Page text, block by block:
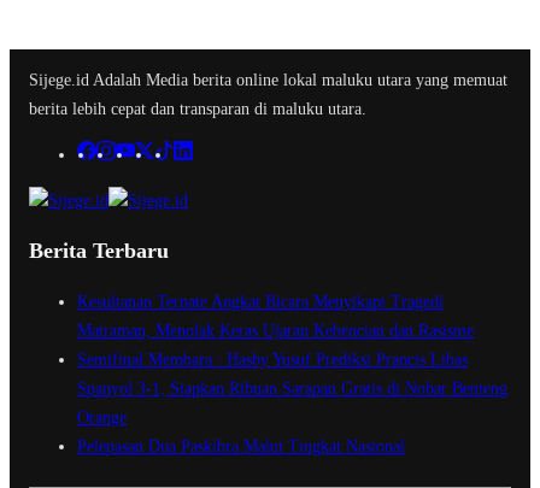
Sijege.id Adalah Media berita online lokal maluku utara yang memuat
berita lebih cepat dan transparan di maluku utara.
Berita Terbaru
Kesultanan Ternate Angkat Bicara Menyikapi Tragedi
Matraman, Menolak Keras Ujaran Kebencian dan Rasisme
Semifinal Membara : Hasby Yusuf Prediksi Prancis Libas
Spanyol 3-1, Siapkan Ribuan Sarapan Gratis di Nobar Benteng
Orange
Pelepasan Dua Paskibra Malut Tingkat Nasional